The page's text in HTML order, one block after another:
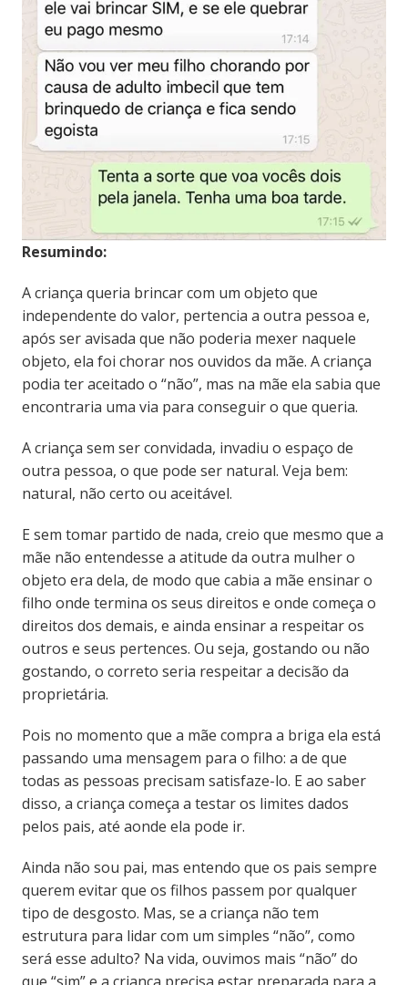
Resumindo:
A criança queria brincar com um objeto que
independente do valor, pertencia a outra pessoa e,
após ser avisada que não poderia mexer naquele
objeto, ela foi chorar nos ouvidos da mãe. A criança
podia ter aceitado o “não”, mas na mãe ela sabia que
encontraria uma via para conseguir o que queria.
A criança sem ser convidada, invadiu o espaço de
outra pessoa, o que pode ser natural. Veja bem:
natural, não certo ou aceitável.
E sem tomar partido de nada, creio que mesmo que a
mãe não entendesse a atitude da outra mulher o
objeto era dela, de modo que cabia a mãe ensinar o
filho onde termina os seus direitos e onde começa o
direitos dos demais, e ainda ensinar a respeitar os
outros e seus pertences. Ou seja, gostando ou não
gostando, o correto seria respeitar a decisão da
proprietária.
Pois no momento que a mãe compra a briga ela está
passando uma mensagem para o filho: a de que
todas as pessoas precisam satisfaze-lo. E ao saber
disso, a criança começa a testar os limites dados
pelos pais, até aonde ela pode ir.
Ainda não sou pai, mas entendo que os pais sempre
querem evitar que os filhos passem por qualquer
tipo de desgosto. Mas, se a criança não tem
estrutura para lidar com um simples “não”, como
será esse adulto? Na vida, ouvimos mais “não” do
que “sim” e a criança precisa estar preparada para a